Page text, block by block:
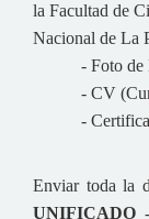
la Facultad de
Nacional de La
- Foto de
- CV
-
Enviar toda la
UNIFICADO -